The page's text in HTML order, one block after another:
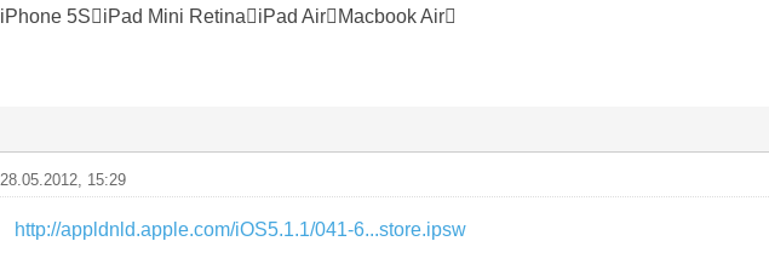
iPhone 5SiPad Mini RetinaiPad AirMacbook Air
28.05.2012, 15:29
http://appldnld.apple.com/iOS5.1.1/041-6...store.ipsw